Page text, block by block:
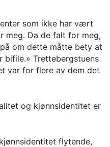
som ikke har vært
meg. Da de falt for meg,
om dette måtte bety at
bifile.» Trettebergstuens
var for flere av dem det
og kjønnsidentitet er
flytende,